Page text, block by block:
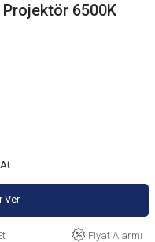
6500K
Ver
Fiyat Alarmı